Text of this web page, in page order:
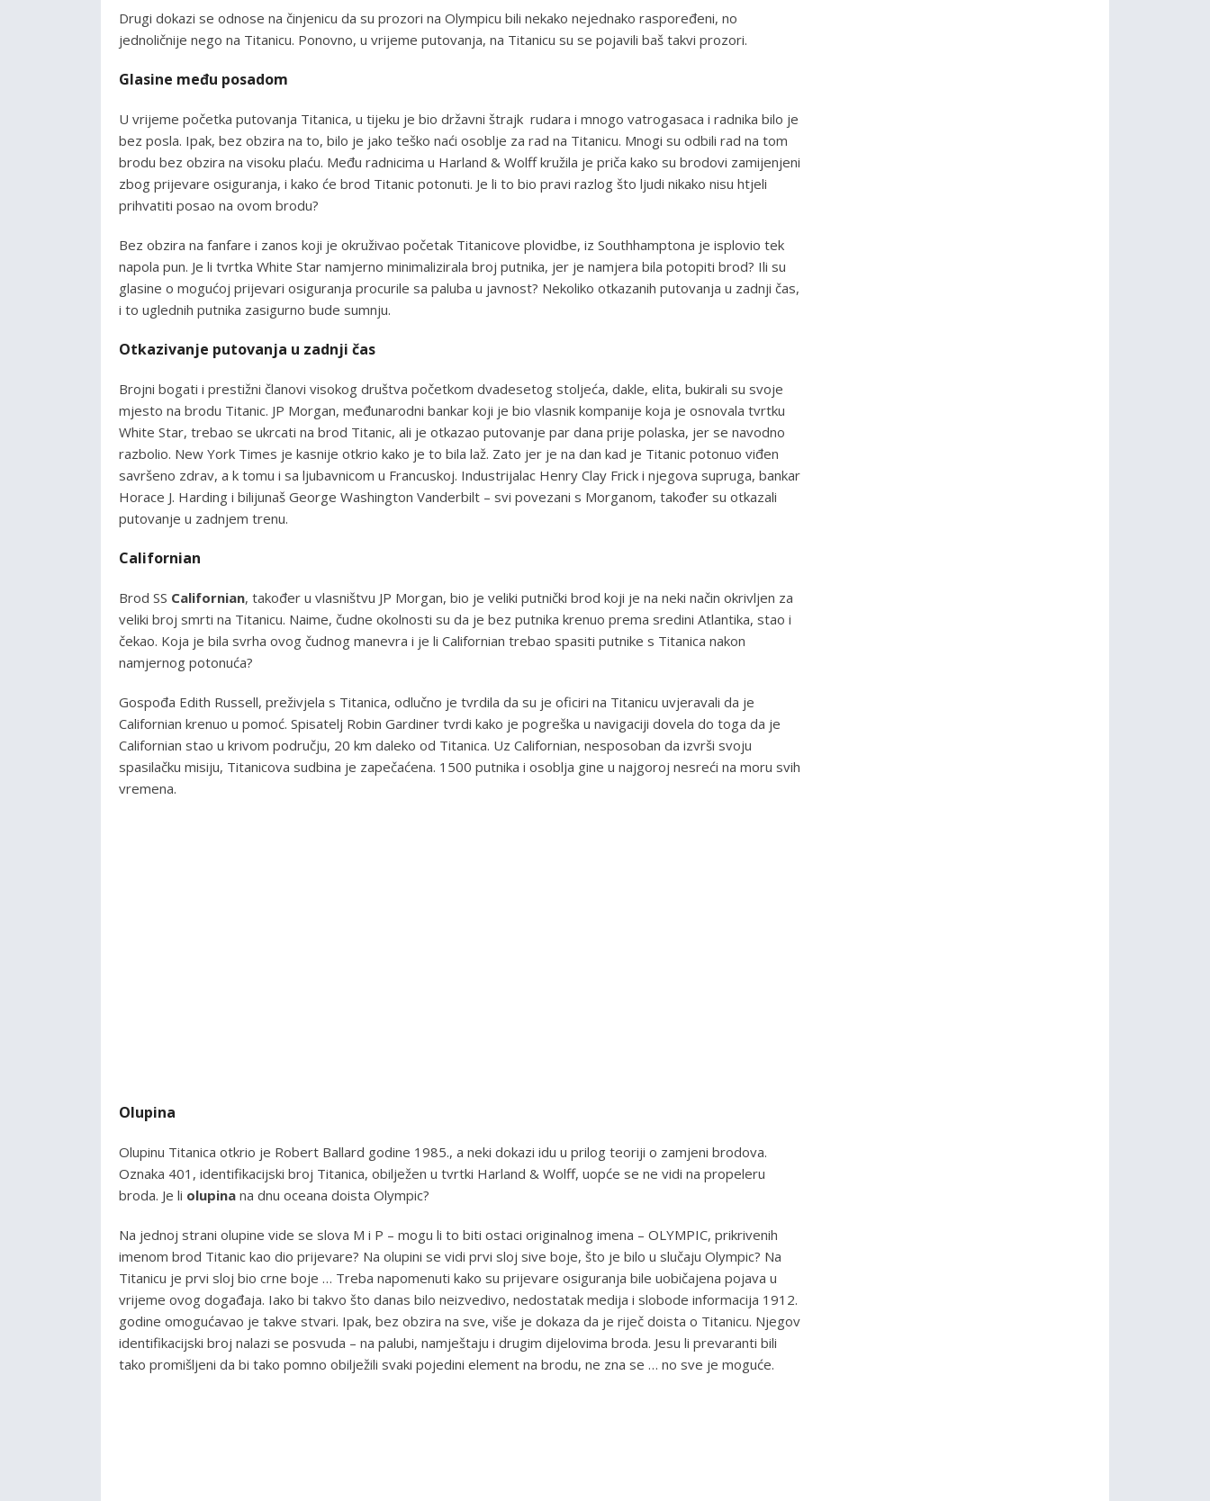
Drugi dokazi se odnose na činjenicu da su prozori na Olympicu bili nekako nejednako raspoređeni, no
jednoličnije nego na Titanicu. Ponovno, u vrijeme putovanja, na Titanicu su se pojavili baš takvi prozori.
Glasine među posadom
U vrijeme početka putovanja Titanica, u tijeku je bio državni štrajk rudara i mnogo vatrogasaca i radnika bilo je
bez posla. Ipak, bez obzira na to, bilo je jako teško naći osoblje za rad na Titanicu. Mnogi su odbili rad na tom
brodu bez obzira na visoku plaću. Među radnicima u Harland & Wolff kružila je priča kako su brodovi zamijenjeni
zbog prijevare osiguranja, i kako će brod Titanic potonuti. Je li to bio pravi razlog što ljudi nikako nisu htjeli
prihvatiti posao na ovom brodu?
Bez obzira na fanfare i zanos koji je okruživao početak Titanicove plovidbe, iz Southhamptona je isplovio tek
napola pun. Je li tvrtka White Star namjerno minimalizirala broj putnika, jer je namjera bila potopiti brod? Ili su
glasine o mogućoj prijevari osiguranja procurile sa paluba u javnost? Nekoliko otkazanih putovanja u zadnji čas,
i to uglednih putnika zasigurno bude sumnju.
Otkazivanje putovanja u zadnji čas
Brojni bogati i prestižni članovi visokog društva početkom dvadesetog stoljeća, dakle, elita, bukirali su svoje
mjesto na brodu Titanic. JP Morgan, međunarodni bankar koji je bio vlasnik kompanije koja je osnovala tvrtku
White Star, trebao se ukrcati na brod Titanic, ali je otkazao putovanje par dana prije polaska, jer se navodno
razbolio. New York Times je kasnije otkrio kako je to bila laž. Zato jer je na dan kad je Titanic potonuo viđen
savršeno zdrav, a k tomu i sa ljubavnicom u Francuskoj. Industrijalac Henry Clay Frick i njegova supruga, bankar
Horace J. Harding i bilijunaš George Washington Vanderbilt – svi povezani s Morganom, također su otkazali
putovanje u zadnjem trenu.
Californian
Brod SS Californian, također u vlasništvu JP Morgan, bio je veliki putnički brod koji je na neki način okrivljen za
veliki broj smrti na Titanicu. Naime, čudne okolnosti su da je bez putnika krenuo prema sredini Atlantika, stao i
čekao. Koja je bila svrha ovog čudnog manevra i je li Californian trebao spasiti putnike s Titanica nakon
namjernog potonuća?
Gospođa Edith Russell, preživjela s Titanica, odlučno je tvrdila da su je oficiri na Titanicu uvjeravali da je
Californian krenuo u pomoć. Spisatelj Robin Gardiner tvrdi kako je pogreška u navigaciji dovela do toga da je
Californian stao u krivom području, 20 km daleko od Titanica. Uz Californian, nesposoban da izvrši svoju
spasilačku misiju, Titanicova sudbina je zapečaćena. 1500 putnika i osoblja gine u najgoroj nesreći na moru svih
vremena.
Olupina
Olupinu Titanica otkrio je Robert Ballard godine 1985., a neki dokazi idu u prilog teoriji o zamjeni brodova.
Oznaka 401, identifikacijski broj Titanica, obilježen u tvrtki Harland & Wolff, uopće se ne vidi na propeleru
broda. Je li olupina na dnu oceana doista Olympic?
Na jednoj strani olupine vide se slova M i P – mogu li to biti ostaci originalnog imena – OLYMPIC, prikrivenih
imenom brod Titanic kao dio prijevare? Na olupini se vidi prvi sloj sive boje, što je bilo u slučaju Olympic? Na
Titanicu je prvi sloj bio crne boje … Treba napomenuti kako su prijevare osiguranja bile uobičajena pojava u
vrijeme ovog događaja. Iako bi takvo što danas bilo neizvedivo, nedostatak medija i slobode informacija 1912.
godine omogućavao je takve stvari. Ipak, bez obzira na sve, više je dokaza da je riječ doista o Titanicu. Njegov
identifikacijski broj nalazi se posvuda – na palubi, namještaju i drugim dijelovima broda. Jesu li prevaranti bili
tako promišljeni da bi tako pomno obilježili svaki pojedini element na brodu, ne zna se … no sve je moguće.